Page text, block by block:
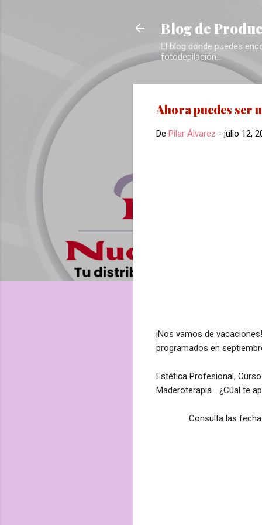
Blog de
El blog donde puedes
fotodepilación...
Ahora puedes ser
De Pilar Álvarez - julio 12,
¡Nos vamos de
programados en
Estética Profesional,
Maderoterapia... ¿Cúal te
Consulta las